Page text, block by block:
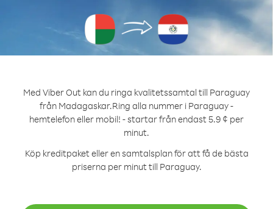
Med Viber Out kan du ringa kvalitetssamtal till Paraguay
från Madagaskar.Ring alla nummer i Paraguay -
hemtelefon eller mobil! - startar från endast 5.9 ¢ per
minut.
Köp kreditpaket eller en samtalsplan för att få de bästa
priserna per minut till Paraguay.